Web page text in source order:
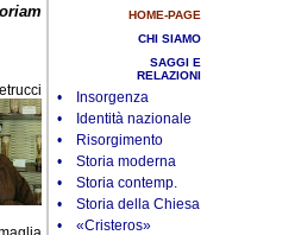
HOME-PAGE
CHI SIAMO
SAGGI E
RELAZIONI
• Insorgenza
• Identità nazionale
• Risorgimento
• Storia moderna
• Storia contemp.
• Storia della Chiesa
• «Cristeros»